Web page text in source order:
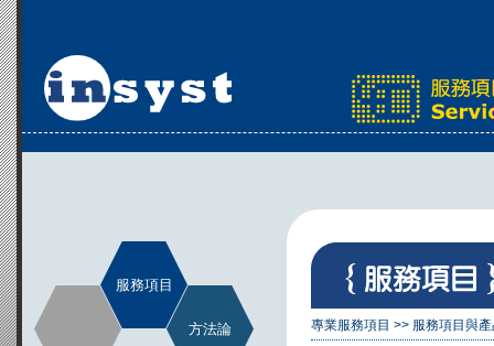
服務項目
方法論 專業服務項目 >> 服務項目與